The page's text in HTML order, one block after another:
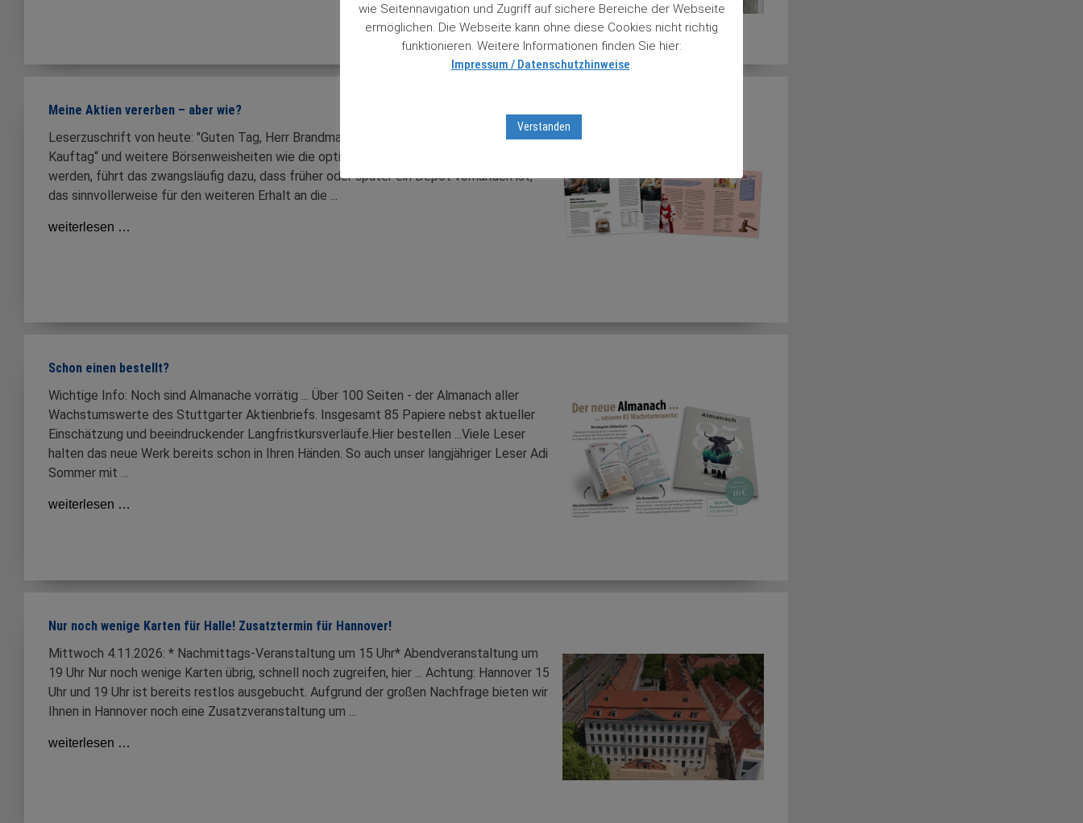
Meine Aktien vererben – aber wie?
Leserzuschrift von heute: "Guten Tag, Herr Brandmaier, wenn Ihr Motto „Jeder Tag ist
Kauftag“ und weitere Börsenweisheiten wie die optimale Haltedauer „für immer“ befolgt
werden, führt das zwangsläufig dazu, dass früher oder später ein Depot vorhanden ist,
das sinnvollerweise für den weiteren Erhalt an die ...
weiterlesen …
Schon einen bestellt?
Wichtige Info: Noch sind Almanache vorrätig ... Über 100 Seiten - der Almanach aller
Wachstumswerte des Stuttgarter Aktienbriefs. Insgesamt 85 Papiere nebst aktueller
Einschätzung und beeindruckender Langfristkursverläufe.Hier bestellen ...Viele Leser
halten das neue Werk bereits schon in Ihren Händen. So auch unser langjähriger Leser Adi
Sommer mit ...
weiterlesen …
Nur noch wenige Karten für Halle! Zusatztermin für Hannover!
Mittwoch 4.11.2026: * Nachmittags-Veranstaltung um 15 Uhr* Abendveranstaltung um
19 Uhr Nur noch wenige Karten übrig, schnell noch zugreifen, hier ... Achtung: Hannover 15
Uhr und 19 Uhr ist bereits restlos ausgebucht. Aufgrund der großen Nachfrage bieten wir
Ihnen in Hannover noch eine Zusatzveranstaltung um ...
weiterlesen …
wie Seitennavigation und Zugriff auf sichere Bereiche der Webseite
ermöglichen. Die Webseite kann ohne diese Cookies nicht richtig
funktionieren. Weitere Informationen finden Sie hier:
Impressum / Datenschutzhinweise.
Verstanden